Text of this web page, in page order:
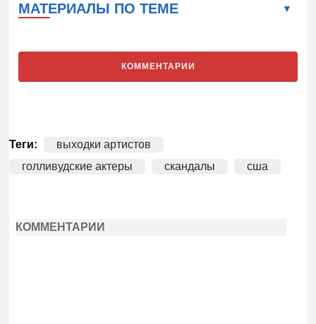
МАТЕРИАЛЫ ПО ТЕМЕ
КОММЕНТАРИИ
Теги:
выходки артистов
голливудские актеры
скандалы сша
КОММЕНТАРИИ